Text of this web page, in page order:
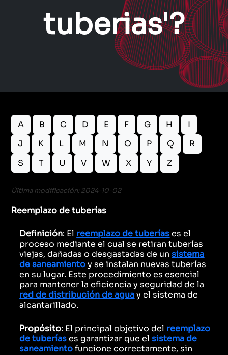
tuberias'?
A B C D E F G H
I
J
K L M N O P Q
R
S
T U V W X Y Z
Última modificación: 2024-10-02
Reemplazo de tuberías
Definición: El reemplazo de tuberíases el
proceso mediante el cual se retiran tuberías
viejas, dañadas o desgastadas de unsistema
de saneamientoy se instalan nuevas tuberías
en su lugar. Este procedimiento es esencial
para mantener la eficiencia y seguridad de la
red de distribución de aguay el sistema de
alcantarillado.
Propósito: El principal objetivo del reemplazo
de tuberíases garantizar que elsistema de
saneamientofuncione correctamente, sin